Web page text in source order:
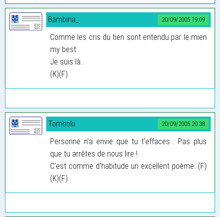
20/09/2005 19:09
Bambina_
Comme les cris du tien sont entendu par le mien
my best..
Je suis là..
(K)(F)
20/09/2005 20:38
Tomooki
Personne n’a envie que tu t’effaces... Pas plus
que tu arrêtes de nous lire !
C’est comme d’habitude un excellent poème. (F)
(K)(F)